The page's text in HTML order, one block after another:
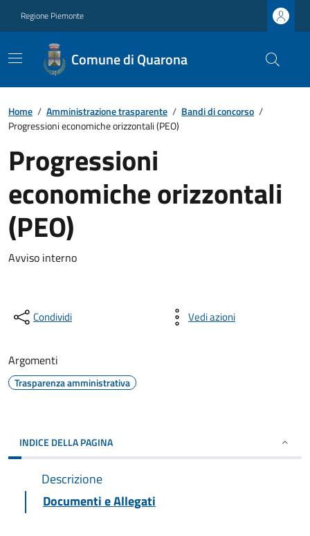
Regione Piemonte
Comune di Quarona
Home / Amministrazione trasparente / Bandi di concorso /
Progressioni economiche orizzontali (PEO)
Progressioni
economiche orizzontali
(PEO)
Avviso interno
Condividi Vedi azioni
Argomenti
Trasparenza amministrativa
INDICE DELLA PAGINA
Descrizione
Documenti e Allegati